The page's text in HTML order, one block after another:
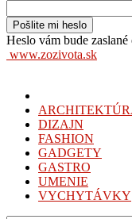
Heslo vám bude
www.zozivota.sk
DIZAJN
FASHION
GADGETY
GASTRO
UMENIE
VYCHYTÁVKY